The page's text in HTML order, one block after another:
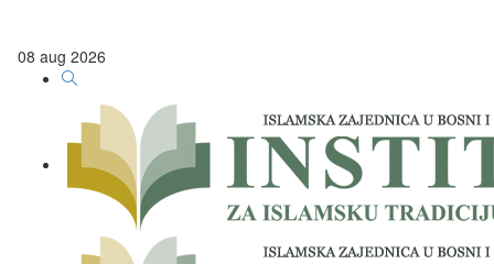
08 aug 2026